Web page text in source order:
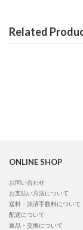
Related
ONLINE SHOP
お問い合わせ
お支払い方法について
送料・決済手数料について
配送について
返品・交換について